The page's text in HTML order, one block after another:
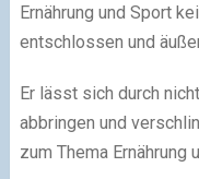
Ernährung und Sport
entschlossen und
Er lässt sich durch
abbringen und
zum Thema Ernährung